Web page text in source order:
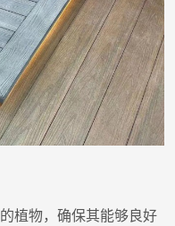
植物，确保其能够良好